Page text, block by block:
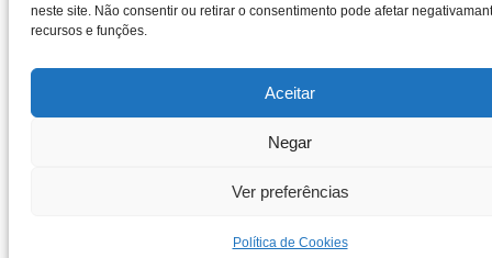
neste site. Não consentir ou retirar o consentimento pode afetar
recursos e funções.
Aceitar
Negar
Ver preferências
Política de Cookies
Política de privacidade